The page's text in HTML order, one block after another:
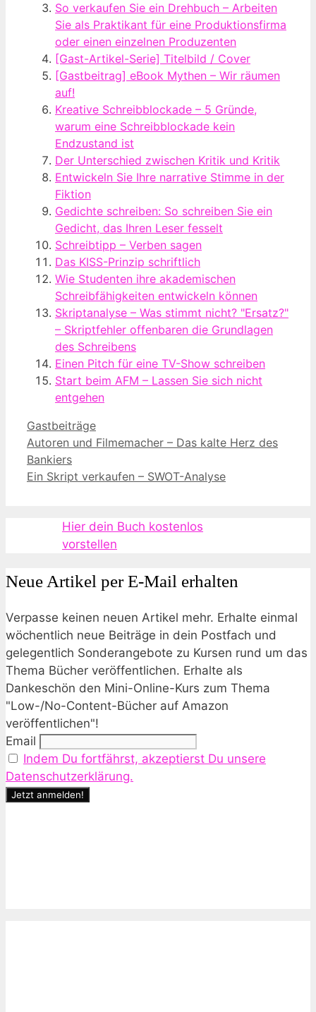
So verkaufen Sie ein Drehbuch – Arbeiten
Sie als Praktikant für eine Produktionsfirma
oder einen einzelnen Produzenten
[Gast-Artikel-Serie] Titelbild / Cover
[Gastbeitrag] eBook Mythen – Wir räumen
auf!
Kreative Schreibblockade – 5 Gründe,
warum eine Schreibblockade kein
Endzustand ist
Der Unterschied zwischen Kritik und Kritik
Entwickeln Sie Ihre narrative Stimme in der
Fiktion
Gedichte schreiben: So schreiben Sie ein
Gedicht, das Ihren Leser fesselt
Schreibtipp – Verben sagen
Das KISS-Prinzip schriftlich
Wie Studenten ihre akademischen
Schreibfähigkeiten entwickeln können
Skriptanalyse – Was stimmt nicht? "Ersatz?"
– Skriptfehler offenbaren die Grundlagen
des Schreibens
Einen Pitch für eine TV-Show schreiben
Start beim AFM – Lassen Sie sich nicht
entgehen
Kategorien
Gastbeiträge
Autoren und Filmemacher – Das kalte Herz des
Bankiers
Ein Skript verkaufen – SWOT-Analyse
Hier dein Buch kostenlos
vorstellen
Neue Artikel per E-Mail erhalten
Verpasse keinen neuen Artikel mehr. Erhalte einmal
wöchentlich neue Beiträge in dein Postfach und
gelegentlich Sonderangebote zu Kursen rund um das
Thema Bücher veröffentlichen. Erhalte als
Dankeschön den Mini-Online-Kurs zum Thema
"Low-/No-Content-Bücher auf Amazon
veröffentlichen"!
Email
Indem Du fortfährst, akzeptierst Du unsere
Datenschutzerklärung.